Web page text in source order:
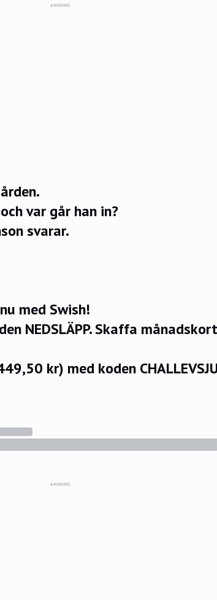
ANNONS
var går han in?
svarar.
med Swish!
NEDSLÄPP.Skaffa
kr) med koden
ANNONS